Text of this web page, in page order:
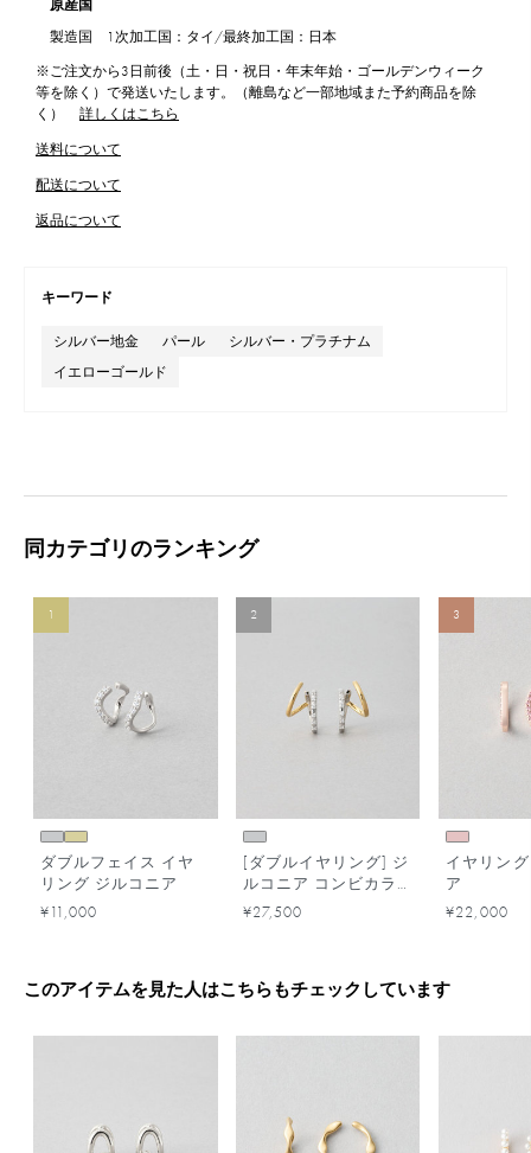
原産国
製造国 1次加工国：タイ/最終加工国：日本
※ご注文から3日前後（土・日・祝日・年末年始・ゴールデンウィーク
等を除く）で発送いたします。（離島など一部地域また予約商品を除
く）
詳しくはこちら
送料について
配送について
返品について
キーワード
シルバー地金 パール
シルバー・プラチナム
イエローゴールド
同カテゴリのランキング
1
ダブルフェイス イヤ
リング ジルコニア
¥11,000
2
[ダブルイヤリング] ジ
ルコニア コンビカラ
ー
¥27,500
3
イヤリン
ア
¥22,000
このアイテムを見た人はこちらもチェックしています